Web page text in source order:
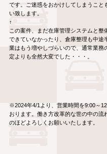
です。ご迷惑をおかけしてしまうこ
い致します。
↑
この案件、まだ在庫管理システムと
できていなかったり、倉庫整理も中
業はもう増やしづらいので、通常業務
定よりも全然大変でした・・・。
※2024年4/1より、営業時間を9:00～
おります。働き方改革的な世の中の
のほどよろしくお願いいたします。